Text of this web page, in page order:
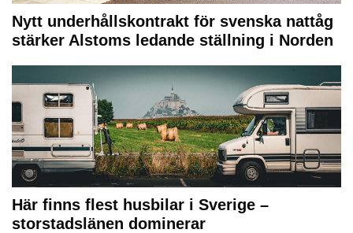
Nytt underhållskontrakt för svenska nattåg
stärker Alstoms ledande ställning i Norden
Här finns flest husbilar i Sverige –
storstadslänen dominerar